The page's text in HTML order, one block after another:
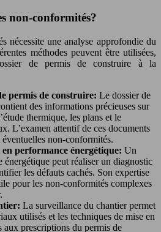
non-conformités?
nécessite une analyse approfondie du
méthodes peuvent être utilisées,
de permis de construire à la
permis de construire: Le dossier de
des informations précieuses sur
thermique, les plans et le
L’examen attentif de ces documents
non-conformités.
performance énergétique: Un
énergétique peut réaliser un diagnostic
les défauts cachés. Son expertise
pour les non-conformités complexes
La surveillance du chantier permet
utilisés et les techniques de mise en
prescriptions du permis de